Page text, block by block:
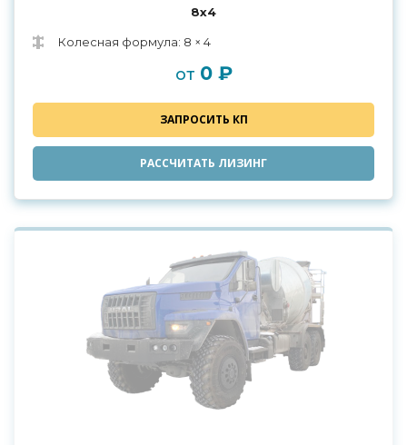
8x4
Колесная формула: 8 × 4
от 0 ₽
ЗАПРОСИТЬ КП
РАССЧИТАТЬ ЛИЗИНГ